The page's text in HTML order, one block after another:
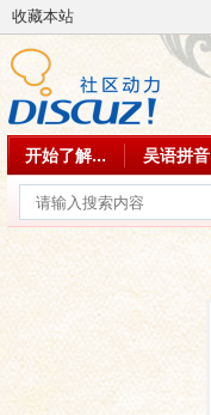
收藏本站
开始了解... 吴语拼音